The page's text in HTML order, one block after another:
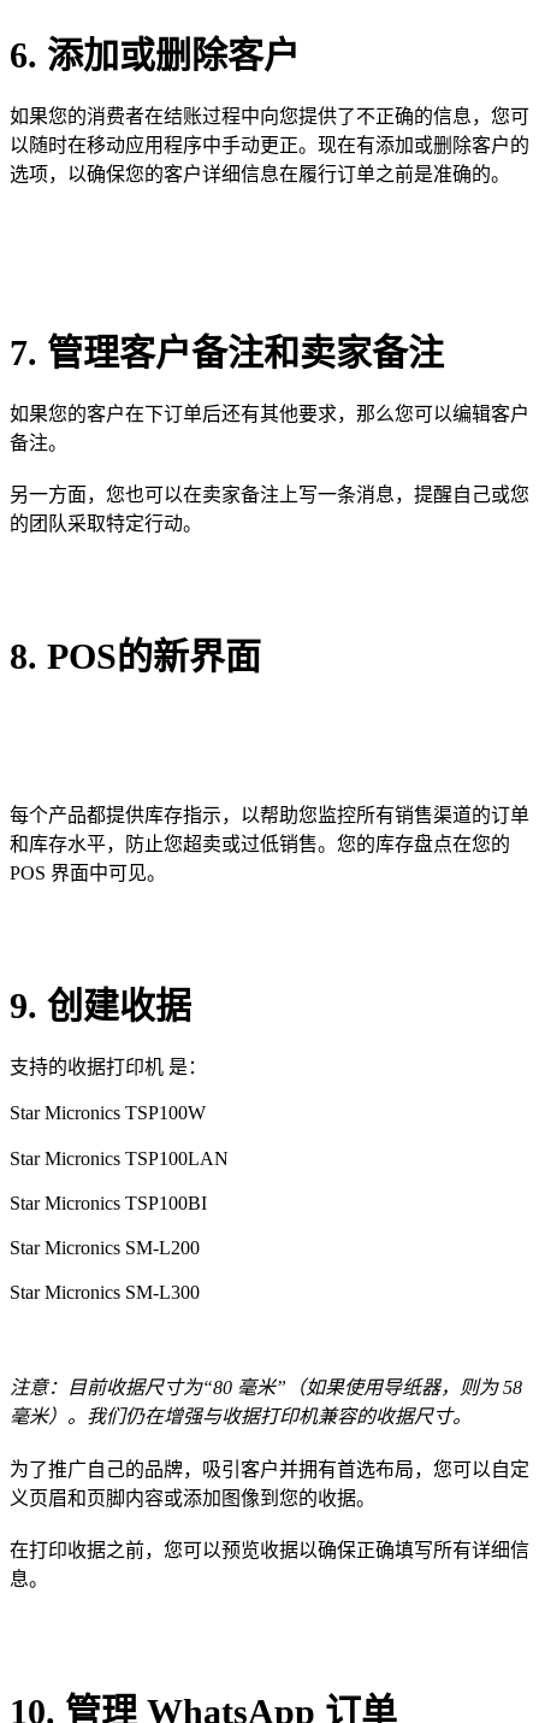
6. 添加或删除客户
如果您的消费者在结账过程中向您提供了不正确的信息，您可
以随时在移动应用程序中手动更正。现在有添加或删除客户的
选项，以确保您的客户详细信息在履行订单之前是准确的。
7. 管理客户备注和卖家备注
如果您的客户在下订单后还有其他要求，那么您可以编辑客户
备注。
另一方面，您也可以在卖家备注上写一条消息，提醒自己或您
的团队采取特定行动。
8. POS的新界面
每个产品都提供库存指示，以帮助您监控所有销售渠道的订单
和库存水平，防止您超卖或过低销售。您的库存盘点在您的
POS 界面中可见。
9. 创建收据
支持的收据打印机 是：
Star Micronics TSP100W
Star Micronics TSP100LAN
Star Micronics TSP100BI
Star Micronics SM-L200
Star Micronics SM-L300
注意：目前收据尺寸为“80 毫米”（如果使用导纸器，则为 58
毫米）。我们仍在增强与收据打印机兼容的收据尺寸。
为了推广自己的品牌，吸引客户并拥有首选布局，您可以自定
义页眉和页脚内容或添加图像到您的收据。
在打印收据之前，您可以预览收据以确保正确填写所有详细信
息。
10. 管理 WhatsApp 订单